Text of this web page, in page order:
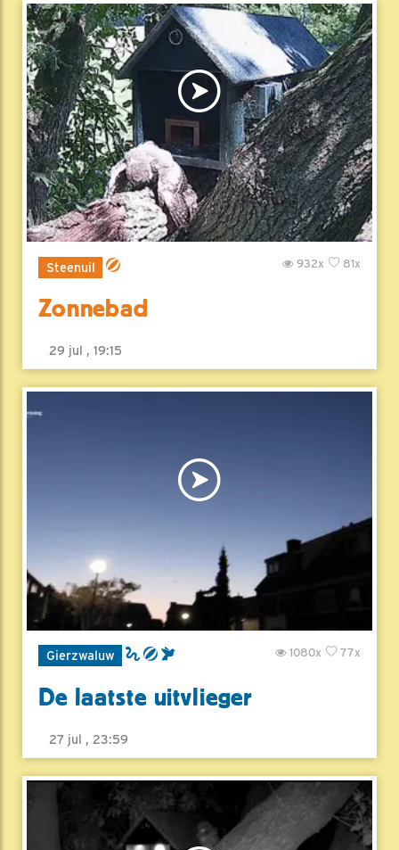
Steenuil 81x
932x
Zonnebad
29 jul , 19:15
Gierzwaluw 77x
1080x
De laatste uitvlieger
27 jul , 23:59